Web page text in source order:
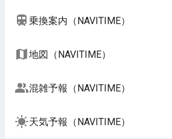
乗換案内（NAVITIME）
地図（NAVITIME）
混雑予報（NAVITIME）
天気予報（NAVITIME）